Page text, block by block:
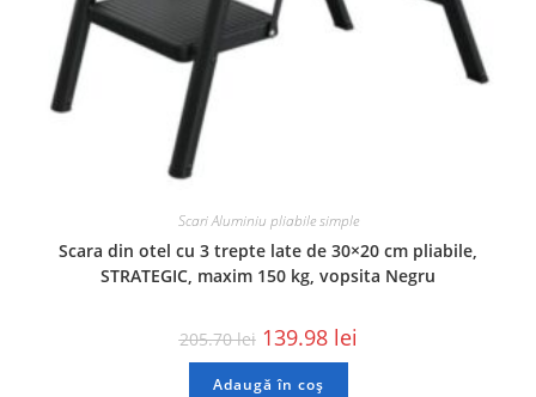
Scari Aluminiu pliabile simple
Scara din otel cu 3 trepte late de 30×20 cm pliabile,
STRATEGIC, maxim 150 kg, vopsita Negru
205.70lei 139.98 lei
Adaugă în coș